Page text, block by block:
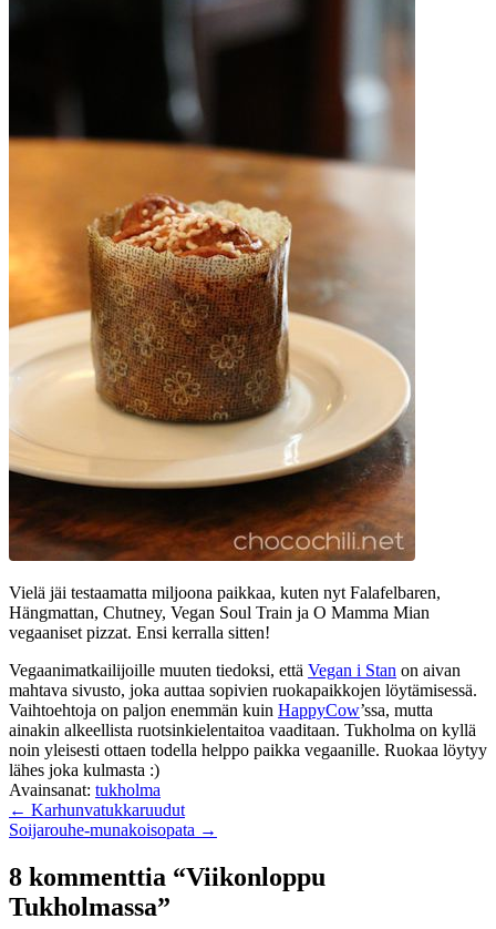
Vielä jäi testaamatta miljoona paikkaa, kuten nyt Falafelbaren,
Hängmattan, Chutney, Vegan Soul Train ja O Mamma Mian
vegaaniset pizzat. Ensi kerralla sitten!
Vegaanimatkailijoille muuten tiedoksi, että Vegan i Stan on aivan
mahtava sivusto, joka auttaa sopivien ruokapaikkojen löytämisessä.
Vaihtoehtoja on paljon enemmän kuin HappyCow’ssa, mutta
ainakin alkeellista ruotsinkielentaitoa vaaditaan. Tukholma on kyllä
noin yleisesti ottaen todella helppo paikka vegaanille. Ruokaa löytyy
lähes joka kulmasta :)
Avainsanat: tukholma
← Karhunvatukkaruudut
Soijarouhe-munakoisopata →
8 kommenttia “Viikonloppu
Tukholmassa”